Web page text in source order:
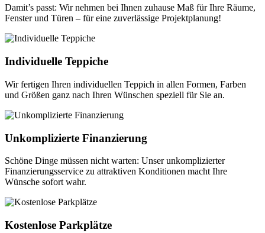
Damit’s passt: Wir nehmen bei Ihnen zuhause Maß für Ihre Räume,
Fenster und Türen – für eine zuverlässige Projektplanung!
Individuelle Teppiche
Wir fertigen Ihren individuellen Teppich in allen Formen, Farben
und Größen ganz nach Ihren Wünschen speziell für Sie an.
Unkomplizierte Finanzierung
Schöne Dinge müssen nicht warten: Unser unkomplizierter
Finanzierungsservice zu attraktiven Konditionen macht Ihre
Wünsche sofort wahr.
Kostenlose Parkplätze